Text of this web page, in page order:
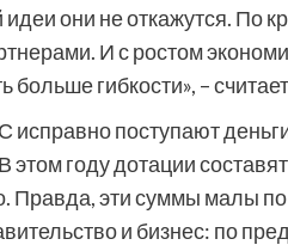
они не откажутся. По
И с ростом
больше гибкости», –
исправно поступают
году дотации
Правда, эти суммы малы
и бизнес: по